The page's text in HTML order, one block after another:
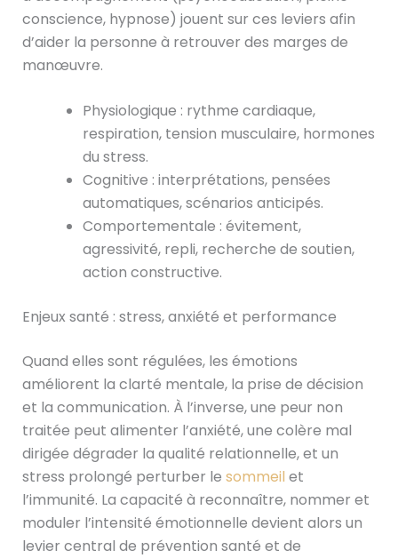
conscience, hypnose) jouent sur ces leviers afin
d’aider la personne à retrouver des marges de
manœuvre.
Physiologique : rythme cardiaque,
respiration, tension musculaire, hormones
du stress.
Cognitive : interprétations, pensées
automatiques, scénarios anticipés.
Comportementale : évitement,
agressivité, repli, recherche de soutien,
action constructive.
Enjeux santé : stress, anxiété et performance
Quand elles sont régulées, les émotions
améliorent la clarté mentale, la prise de décision
et la communication. À l’inverse, une peur non
traitée peut alimenter l’anxiété, une colère mal
dirigée dégrader la qualité relationnelle, et un
stress prolongé perturber le sommeil et
l’immunité. La capacité à reconnaître, nommer et
moduler l’intensité émotionnelle devient alors un
levier central de prévention santé et de